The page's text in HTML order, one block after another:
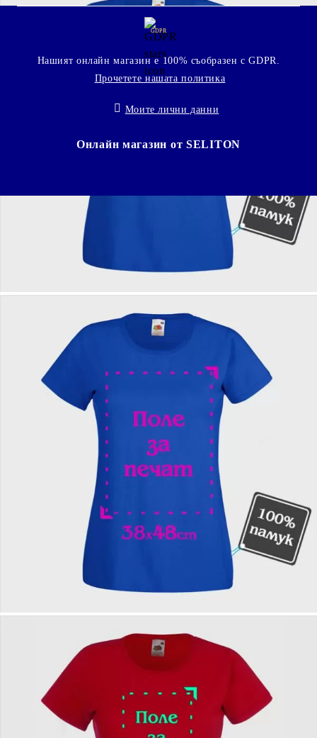
GDPR
Нашият онлайн магазин е 100% съобразен с GDPR.
Прочетете нашата политика
Моите лични данни
Онлайн магазин от SELITON